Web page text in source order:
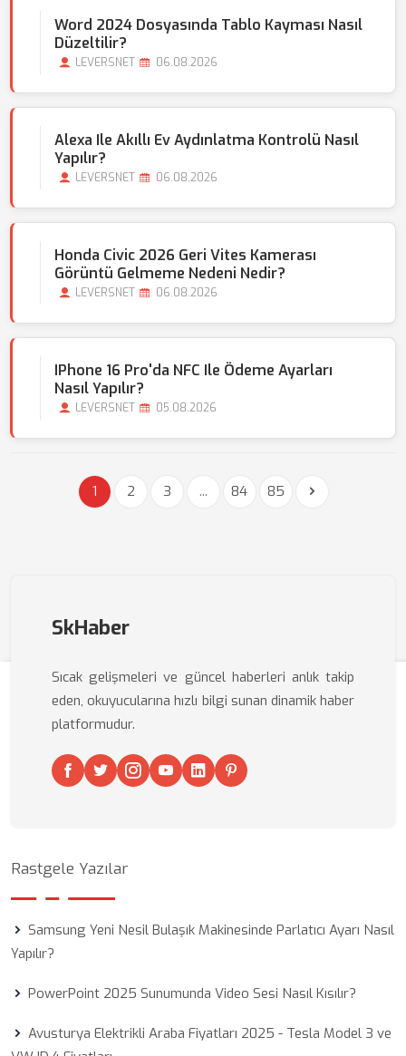
Word 2024 Dosyasında Tablo Kayması Nasıl
Düzeltilir?
LEVERSNET 06.08.2026
Alexa Ile Akıllı Ev Aydınlatma Kontrolü Nasıl
Yapılır?
LEVERSNET 06.08.2026
Honda Civic 2026 Geri Vites Kamerası
Görüntü Gelmeme Nedeni Nedir?
LEVERSNET 06.08.2026
IPhone 16 Pro'da NFC Ile Ödeme Ayarları
Nasıl Yapılır?
LEVERSNET 05.08.2026
1 2 3 ... 84 85
SkHaber
Sıcak gelişmeleri ve güncel haberleri anlık takip
eden, okuyucularına hızlı bilgi sunan dinamik haber
platformudur.
Rastgele Yazılar
Samsung Yeni Nesil Bulaşık Makinesinde Parlatıcı Ayarı Nasıl
Yapılır?
PowerPoint 2025 Sunumunda Video Sesi Nasıl Kısılır?
Avusturya Elektrikli Araba Fiyatları 2025 - Tesla Model 3 ve